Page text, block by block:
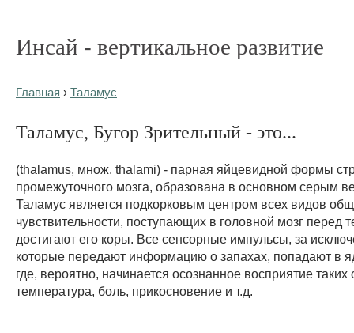
Инсай - вертикальное развитие
Главная › Таламус
Таламус, Бугор Зрительный - это...
(thalamus, множ. thalami) - парная яйцевидной формы
промежуточного мозга, образована в основном серым
Таламус является подкорковым центром всех видов
чувствительности, поступающих в головной мозг перед
достигают его коры. Все сенсорные импульсы, за
которые передают информацию о запахах, попадают в
где, вероятно, начинается осознанное восприятие
температура, боль, прикосновение и т.д.